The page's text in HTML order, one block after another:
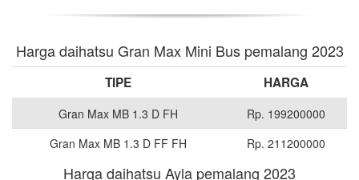
Harga daihatsu Gran Max Mini Bus pemalang 2023
TIPE HARGA
Gran Max MB 1.3 D FH
Rp. 199200000
Gran Max MB 1.3 D FF FH
Rp. 211200000
Harga daihatsu Ayla pemalang 2023